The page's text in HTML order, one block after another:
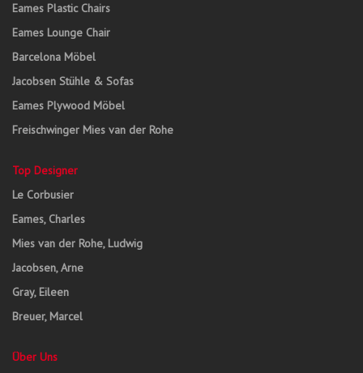
Eames Plastic Chairs
Eames Lounge Chair
Barcelona Möbel
Jacobsen Stühle & Sofas
Eames Plywood Möbel
Freischwinger Mies van der Rohe
Top Designer
Le Corbusier
Eames, Charles
Mies van der Rohe, Ludwig
Jacobsen, Arne
Gray, Eileen
Breuer, Marcel
Über Uns